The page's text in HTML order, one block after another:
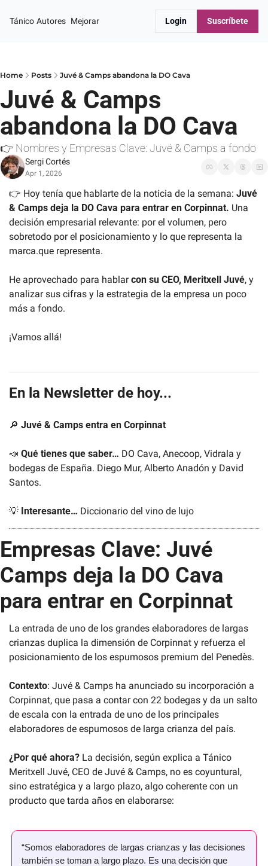
Tánico Autores Mejorar Login Suscríbete
Home Posts Juvé & Camps abandona la DO Cava
Juvé & Camps
abandona la DO Cava
👉 Nombres y Empresas Clave: Juvé & Camps a fondo
Sergi Cortés
Apr 1, 2026
👉 Hoy tenía que hablarte de la noticia de la semana: Juvé
& Camps deja la DO Cava para entrar en Corpinnat. Una
decisión empresarial relevante: por el volumen, pero
sobretodo por el posicionamiento y lo que representa la
marca.que representa.
He aprovechado para hablar con su CEO, Meritxell Juvé, y
analizar sus cifras y la estrategia de la empresa un poco
más a fondo.
¡Vamos allá!
En la Newsletter de hoy...
🔎 Juvé & Camps entra en Corpinnat
📣 Qué tienes que saber… DO Cava, Anecoop, Vidrala y
bodegas de España. Diego Mur, Alberto Anadón y David
Santos.
💡 Interesante… Diccionario del vino de lujo
Empresas Clave: Juvé
Camps deja la DO Cava
para entrar en Corpinnat
La entrada de uno de los grandes elaboradores de largas
crianzas duplica la dimensión de Corpinnat y refuerza el
posicionamiento de los espumosos premium del Penedès.
Contexto: Juvé & Camps ha anunciado su incorporación a
Corpinnat, que pasa a contar con 22 bodegas y da un salto
de escala con la entrada de uno de los principales
elaboradores de espumosos de larga crianza del país.
¿Por qué ahora? La decisión, según explica a Tánico
Meritxell Juvé, CEO de Juvé & Camps, no es coyuntural,
sino estratégica y a largo plazo, algo coherente con un
producto que tarda años en elaborarse:
“Somos elaboradores de largas crianzas y las decisiones
también se toman a largo plazo. Es una decisión que